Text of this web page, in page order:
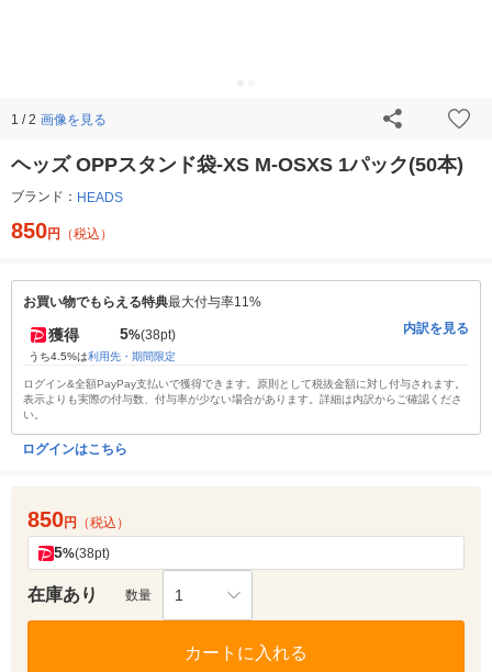
1 / 2 画像を見る
ヘッズ OPPスタンド袋-XS M-OSXS 1パック(50本)
ブランド： HEADS
850円 （税込）
お買い物でもらえる特典最大付与率11%
獲得 5%(38pt)
うち4.5%は利用先・期間限定
内訳を見る
ログイン&全額PayPay支払いで獲得できます。原則として税抜金額に対し付与されます。
表示よりも実際の付与数、付与率が少ない場合があります。詳細は内訳からご確認くださ
い。
ログインはこちら
850円 （税込）
5%(38pt)
在庫あり 数量 1
カートに入れる